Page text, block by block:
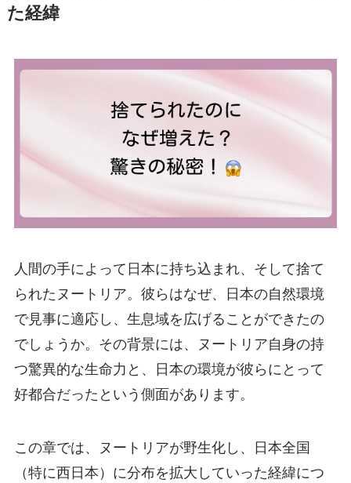
た経緯
人間の手によって日本に持ち込まれ、そして捨て
られたヌートリア。彼らはなぜ、日本の自然環境
で見事に適応し、生息域を広げることができたの
でしょうか。その背景には、ヌートリア自身の持
つ驚異的な生命力と、日本の環境が彼らにとって
好都合だったという側面があります。
この章では、ヌートリアが野生化し、日本全国
（特に西日本）に分布を拡大していった経緯につ